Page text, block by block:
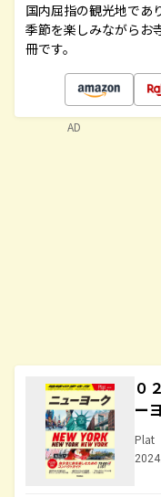
国内屈指の観光地であ
季節を楽しみながらお
冊です。
０
ー
Plat
AD